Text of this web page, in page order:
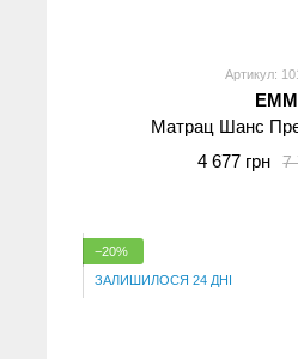
Артикул:
EMM
Матрац Шанс
7
4 677 грн
−20%
ЗАЛИШИЛОСЯ 24 ДНІ